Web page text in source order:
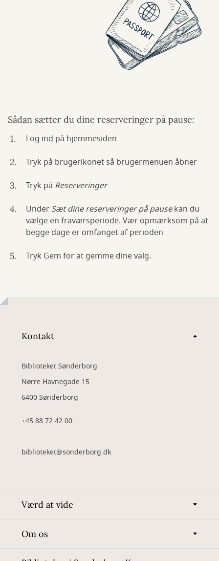
Sådan sætter du dine reserveringer på pause:
Log ind på hjemmesiden
Tryk på brugerikonet så brugermenuen åbner
Tryk på Reserveringer
Under Sæt dine reserveringer på pausekan du
vælge en fraværsperiode. Vær opmærksom på at
begge dage er omfanget af perioden
Tryk Gem for at gemme dine valg.
Kontakt
Biblioteket Sønderborg
Nørre Havnegade 15
6400 Sønderborg
+45 88 72 42 00
biblioteket@sonderborg.dk
Værd at vide
Om os